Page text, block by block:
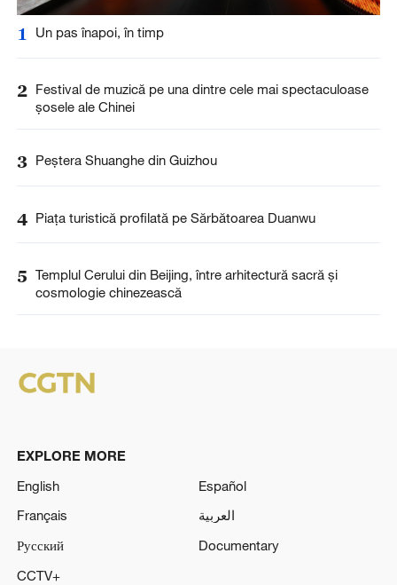
1 Un pas înapoi, în timp
2 Festival de muzică pe una dintre cele mai spectaculoase
șosele ale Chinei
3 Peștera Shuanghe din Guizhou
4 Piața turistică profilată pe Sărbătoarea Duanwu
5 Templul Cerului din Beijing, între arhitectură sacră și
cosmologie chinezească
EXPLORE MORE
English
Español
Français
العربية
Русский
Documentary
CCTV+